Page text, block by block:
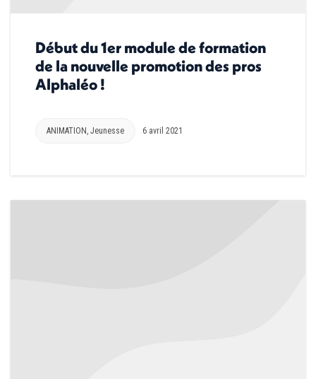
Début du 1er module de formation
de la nouvelle promotion des pros
Alphaléo !
ANIMATION , Jeunesse 6 avril 2021